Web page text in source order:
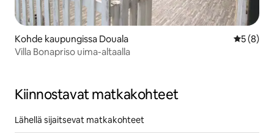
Kohde kaupungissa Douala
5 (8)
Villa Bonapriso uima-altaalla
Kiinnostavat matkakohteet
Lähellä sijaitsevat matkakohteet